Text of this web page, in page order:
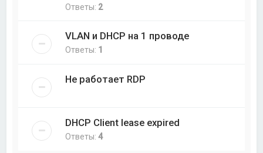
Ответы: 2
VLAN и DHCP на 1 проводе
Ответы: 1
Не работает RDP
DHCP Client lease expired
Ответы:4